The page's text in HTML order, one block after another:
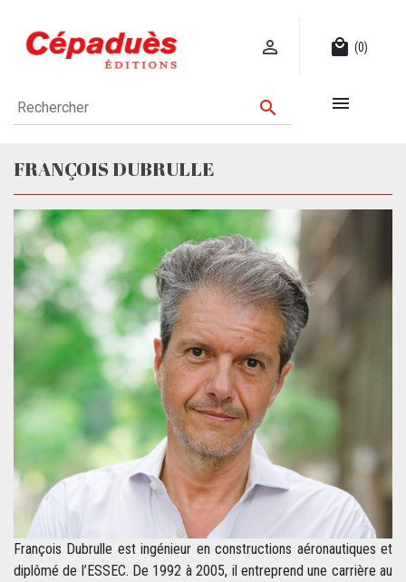
 local_mall (0)
 
FRANÇOIS DUBRULLE
François Dubrulle est ingénieur en constructions aéronautiques et
diplômé de l’ESSEC. De 1992 à 2005, il entreprend une carrière au